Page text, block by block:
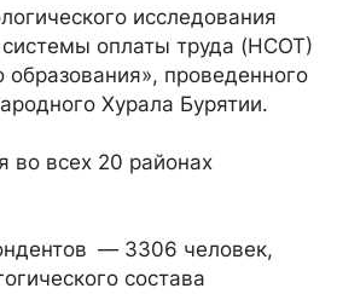
исследования
оплаты труда (НСОТ)
проведенного
Хурала Бурятии.
во всех 20 районах
— 3306 человек,
состава